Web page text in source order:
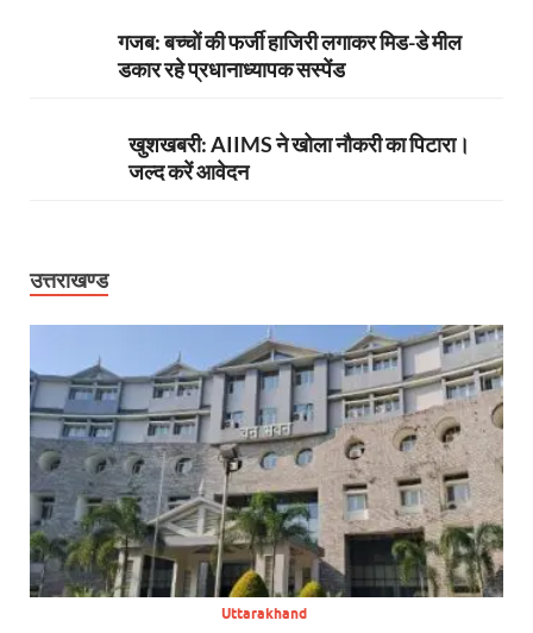
गजब: बच्चों की फर्जी हाजिरी लगाकर मिड-डे मील
डकार रहे प्रधानाध्यापक सस्पेंड
खुशखबरी: AIIMS ने खोला नौकरी का पिटारा।
जल्द करें आवेदन
उत्तराखण्ड
Uttarakhand